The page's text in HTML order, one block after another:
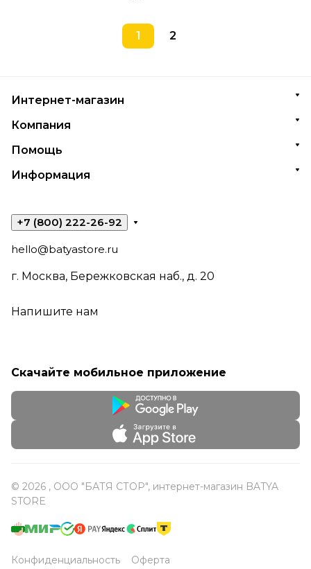
1 2
Интернет-магазин
Компания
Помощь
Информация
+7 (800) 222-26-92
hello@batyastore.ru
г. Москва, Бережковская наб., д. 20
Напишите нам
Скачайте мобильное приложение
© 2026 , ООО "БАТЯ СТОР", интернет-магазин BATYA
STORE
Конфиденциальность Оферта